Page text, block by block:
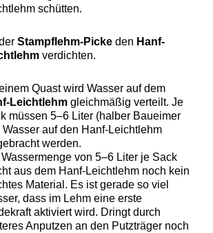
schütten.
Stampflehm-Picke den Hanf-
verdichten.
Quast wird Wasser auf dem
Leichtlehm gleichmäßig verteilt. Je
müssen 5–6 Liter (halber Baueimer
Wasser auf den Hanf-Leichtlehm
werden.
Wassermenge von 5–6 Liter je Sack
aus dem Hanf-Leichtlehm noch kein
Material. Es ist gerade so viel
dass im Lehm eine erste
aktiviert wird. Dringt durch
Anputzen an den Putzträger noch